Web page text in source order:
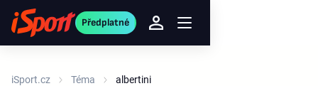
Předplatné
iSport.cz Téma albertini